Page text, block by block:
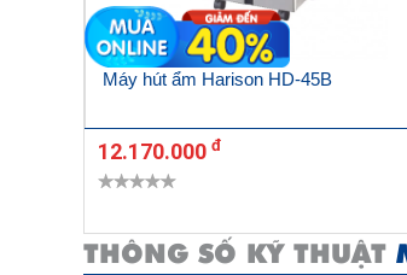
Máy hút ẩm Harison HD-45B
12.170.000 đ
THÔNG SỐ KỸ THUẬT